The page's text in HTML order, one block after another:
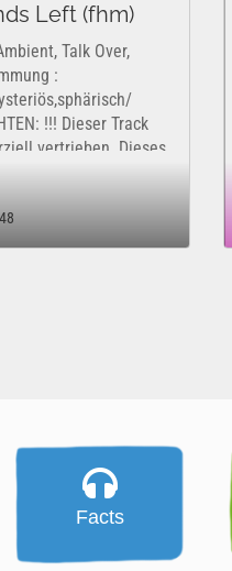
Left (fhm)
Talk Over,
:
!!! Dieser Track
vertrieben. Dieses
rein private,...
Facts